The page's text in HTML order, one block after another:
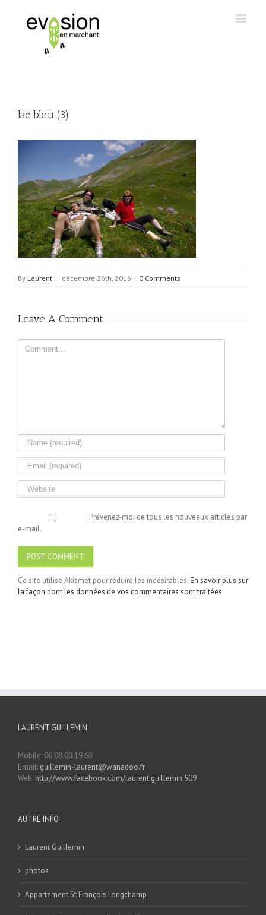
lac bleu (3)
By Laurent | décembre 26th, 2016 | 0 Comments
Leave A Comment
Comment
Prévenez-moi de tous les nouveaux articles par
e-mail.
Ce site utilise Akismet pour réduire les indésirables.En savoir plus sur
la façon dont les données de vos commentaires sont traitées.
LAURENT GUILLEMIN
Mobile: 06.08.00.19.68
Email: guillemin-laurent@wanadoo.fr
Web: http://www.facebook.com/laurent.guillemin.509
AUTRE INFO
Laurent Guillemin
photos
Appartement St François Longchamp